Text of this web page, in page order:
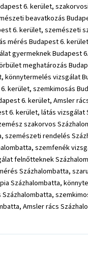
6. kerület,
beavatkozás
6. kerület, szemészeti
mérés Budapest 6.
gyermeknek Budapest
meghatározás
vizsgálat
szemkimosás
6. kerület, Amsler
kerület, látás
szakorvos
rendelés
szemfenék
felnőtteknek
Százhalombatta,
Százhalombatta,
Amsler rács